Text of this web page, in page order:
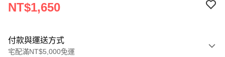
NT$1,650
付款與運送方式
宅配滿NT$5,000免運